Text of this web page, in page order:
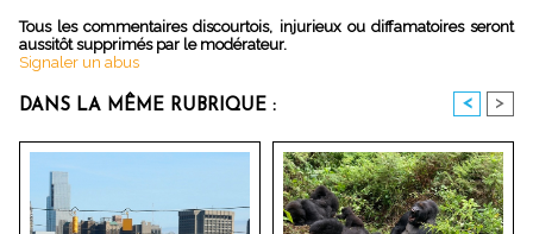
Tous les commentaires discourtois, injurieux ou diffamatoires seront
aussitôt supprimés par le modérateur.
Signaler un abus
DANS LA MÊME RUBRIQUE : < >